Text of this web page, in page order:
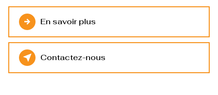
En savoir plus
Contactez-nous